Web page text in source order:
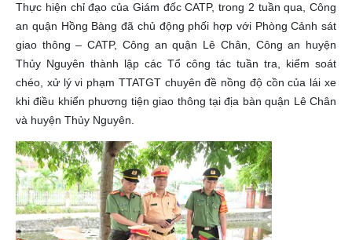
Thực hiện chỉ đạo của Giám đốc CATP, trong 2 tuần qua, Công
an quận Hồng Bàng đã chủ động phối hợp với Phòng Cảnh sát
giao thông – CATP, Công an quận Lê Chân, Công an huyện
Thủy Nguyên thành lập các Tổ công tác tuần tra, kiểm soát
chéo, xử lý vi phạm TTATGT chuyên đề nồng độ cồn của lái xe
khi điều khiển phương tiện giao thông tại địa bàn quận Lê Chân
và huyện Thủy Nguyên.